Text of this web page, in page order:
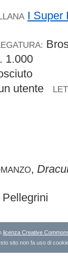
I Super
1.000
utente
,
licenza Creative
sito non fa uso di